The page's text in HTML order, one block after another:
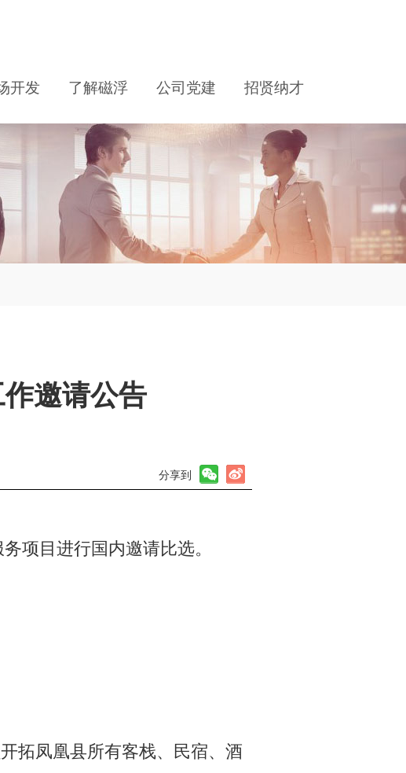
开发 了解磁浮 公司党建 招贤纳才
邀请公告
分享到
项目进行国内邀请比选。
拓凤凰县所有客栈、民宿、酒